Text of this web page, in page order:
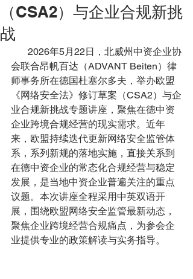
（CSA2）与企业合规新挑
战
会联合昂帆百达（ADVANT Beiten）律
师事务所在德国杜塞尔多夫，举办欧盟
《网络安全法》修订草案（CSA2）与企
业合规新挑战专题讲座，聚焦在德中资
企业跨境合规经营的现实需求。近年
来，欧盟持续迭代更新网络安全监管体
系，系列新规的落地实施，直接关系到
在德中资企业的常态化合规经营与稳定
发展，是当地中资企业普遍关注的重点
议题。本次讲座全程采用中英双语开
展，围绕欧盟网络安全监管最新动态，
聚焦企业跨境经营合规痛点，为参会企
业提供专业的政策解读与实务指导。